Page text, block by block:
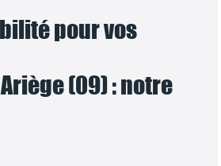
pour vos
(09) : notre